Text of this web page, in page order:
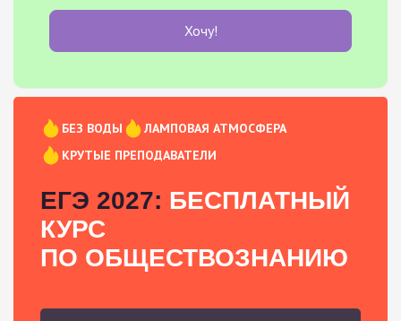
Хочу!
БЕЗ ВОДЫ
ЛАМПОВАЯ АТМОСФЕРА
КРУТЫЕ ПРЕПОДАВАТЕЛИ
ЕГЭ 2027: БЕСПЛАТНЫЙ
КУРС
ПО ОБЩЕСТВОЗНАНИЮ